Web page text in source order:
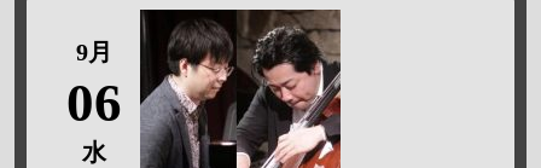
9月
06
水